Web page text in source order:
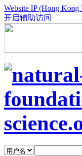
Website IP (Hong
开启辅助访问